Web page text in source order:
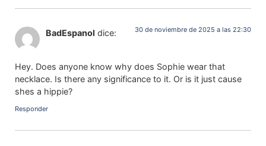
BadEspanol dice: 30 de noviembre de 2025 a las 22:30
Hey. Does anyone know why does Sophie wear that
necklace. Is there any significance to it. Or is it just cause
shes a hippie?
Responder